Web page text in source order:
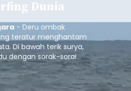
Dunia
- Deru ombak
teratur menghantam
Di bawah terik surya,
dengan sorak-sorai
Pantai Medewi,
Minggu (9/8/2026).
berbagai penjuru